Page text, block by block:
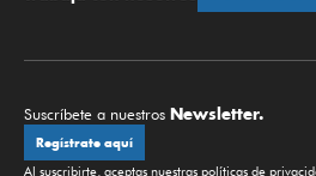
Suscríbete a nuestros Newsletter.
Regístrate aquí
Al suscribirte, aceptas nuestras políticas de